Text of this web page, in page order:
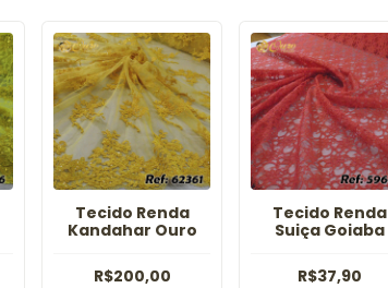
Tecido Renda
Kandahar Ouro
R$200,00
Tecido Renda
Suiça Goiaba
R$37,90